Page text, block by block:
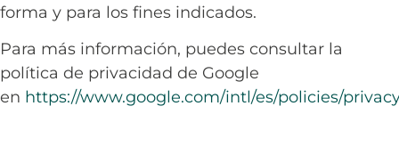
forma y para los fines indicados.
Para más información, puedes consultar la
política de privacidad de Google
en https://www.google.com/intl/es/policies/